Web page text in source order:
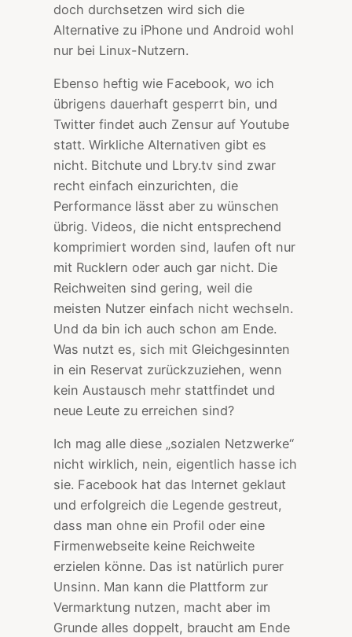
doch durchsetzen wird sich die
Alternative zu iPhone und Android wohl
nur bei Linux-Nutzern.
Ebenso heftig wie Facebook, wo ich
übrigens dauerhaft gesperrt bin, und
Twitter findet auch Zensur auf Youtube
statt. Wirkliche Alternativen gibt es
nicht. Bitchute und Lbry.tv sind zwar
recht einfach einzurichten, die
Performance lässt aber zu wünschen
übrig. Videos, die nicht entsprechend
komprimiert worden sind, laufen oft nur
mit Rucklern oder auch gar nicht. Die
Reichweiten sind gering, weil die
meisten Nutzer einfach nicht wechseln.
Und da bin ich auch schon am Ende.
Was nutzt es, sich mit Gleichgesinnten
in ein Reservat zurückzuziehen, wenn
kein Austausch mehr stattfindet und
neue Leute zu erreichen sind?
Ich mag alle diese „sozialen Netzwerke“
nicht wirklich, nein, eigentlich hasse ich
sie. Facebook hat das Internet geklaut
und erfolgreich die Legende gestreut,
dass man ohne ein Profil oder eine
Firmenwebseite keine Reichweite
erzielen könne. Das ist natürlich purer
Unsinn. Man kann die Plattform zur
Vermarktung nutzen, macht aber im
Grunde alles doppelt, braucht am Ende